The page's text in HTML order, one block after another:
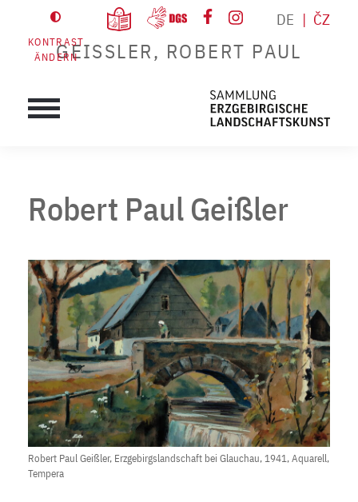
KONTRAST
ÄNDERN
DE ČZ
GEISSLER, ROBERT PAUL
Robert Paul Geißler
Robert Paul Geißler, Erzgebirgslandschaft bei Glauchau, 1941, Aquarell,
Tempera